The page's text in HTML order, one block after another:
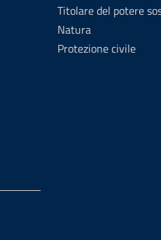
Titolare del potere
Natura
Protezione civile